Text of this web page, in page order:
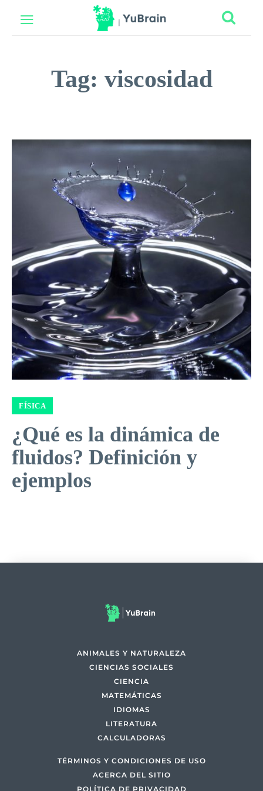
Tag: viscosidad
FÍSICA
¿Qué es la dinámica de
fluidos? Definición y
ejemplos
ANIMALES Y NATURALEZA
CIENCIAS SOCIALES
CIENCIA
MATEMÁTICAS
IDIOMAS
LITERATURA
CALCULADORAS
TÉRMINOS Y CONDICIONES DE USO
ACERCA DEL SITIO
POLÍTICA DE PRIVACIDAD